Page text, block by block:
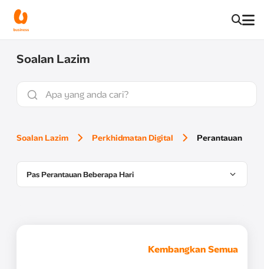
Soalan Lazim
Soalan Lazim Perkhidmatan Digital Perantauan
Pas Perantauan Beberapa Hari
Kembangkan Semua